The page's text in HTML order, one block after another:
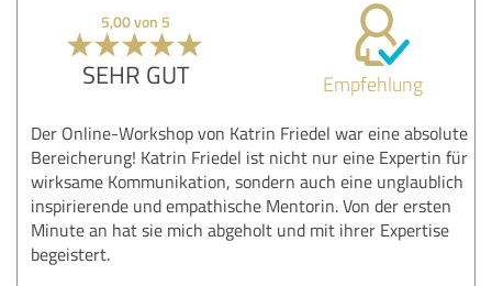
5,00 von 5
SEHR GUT Empfehlung
Der Online-Workshop von Katrin Friedel war eine absolute
Bereicherung! Katrin Friedel ist nicht nur eine Expertin für
wirksame Kommunikation, sondern auch eine unglaublich
inspirierende und empathische Mentorin. Von der ersten
Minute an hat sie mich abgeholt und mit ihrer Expertise
begeistert.